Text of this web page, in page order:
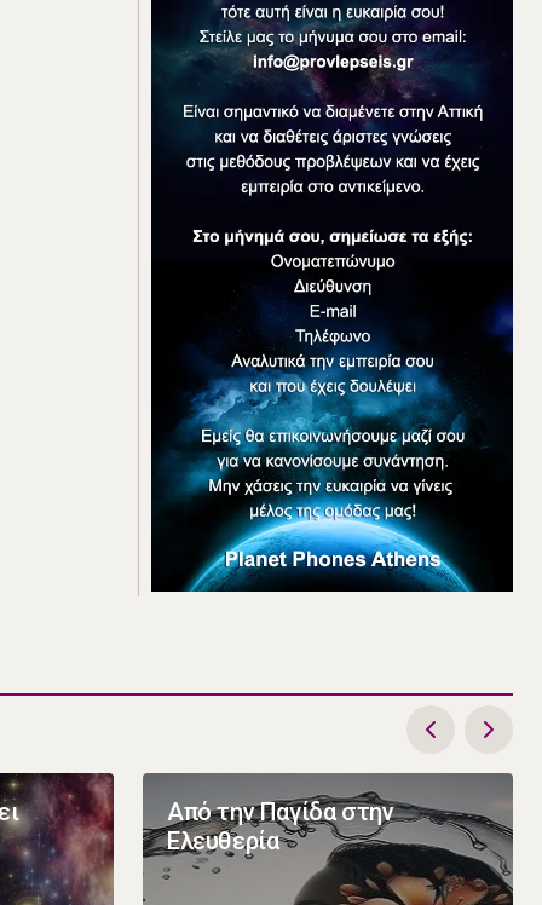
Από την Παγίδα στην
Ελευθερία